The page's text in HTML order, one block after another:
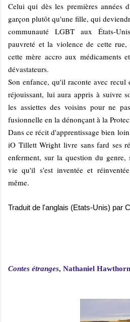
Celui qui dès les premières années
garçon plutôt qu'une fille, qui
communauté LGBT aux États-
pauvreté et la violence de cette
cette mère accro aux médicaments
dévastateurs.
Son enfance, qu'il raconte avec
réjouissant, lui aura appris à suivre
les assiettes des voisins pour ne
fusionnelle en la dénonçant à la
Dans ce récit d'apprentissage bien
iO Tillett Wright livre sans fard ses
enferment, sur la question du
vie qu'il s'est inventée et
même.
Traduit de l'anglais (Etats-Unis) par
Contes étranges, Nathaniel